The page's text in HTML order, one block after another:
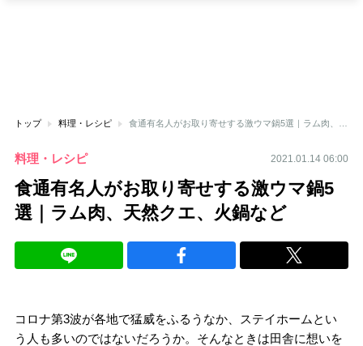
トップ 料理・レシピ
料理・レシピ 2021.01.14 06:00
食通有名人がお取り寄せする激ウマ鍋5
選｜ラム肉、天然クエ、火鍋など
コロナ第3波が各地で猛威をふるうなか、ステイホームとい
う人も多いのではないだろうか。そんなときは田舎に想いを